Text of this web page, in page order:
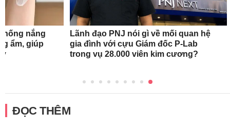
nắng
ẩm, giúp
Lãnh đạo PNJ nói gì về mối quan hệ
gia đình với cựu Giám đốc P-Lab
trong vụ 28.000 viên kim cương?
ĐỌC THÊM